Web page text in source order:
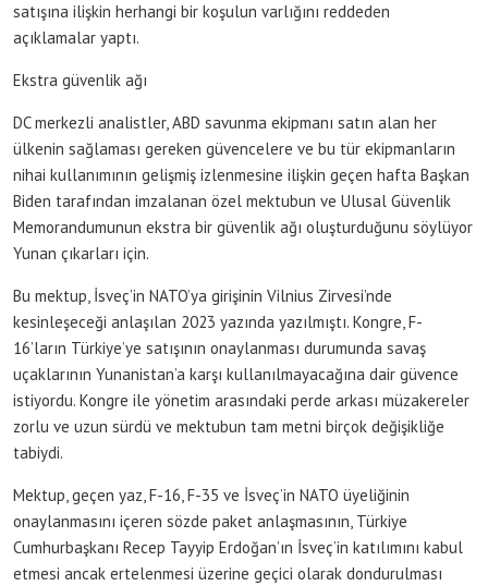
satışına ilişkin herhangi bir koşulun varlığını reddeden
açıklamalar yaptı.
Ekstra güvenlik ağı
DC merkezli analistler, ABD savunma ekipmanı satın alan her
ülkenin sağlaması gereken güvencelere ve bu tür ekipmanların
nihai kullanımının gelişmiş izlenmesine ilişkin geçen hafta Başkan
Biden tarafından imzalanan özel mektubun ve Ulusal Güvenlik
Memorandumunun ekstra bir güvenlik ağı oluşturduğunu söylüyor
Yunan çıkarları için.
Bu mektup, İsveç’in NATO’ya girişinin Vilnius Zirvesi’nde
kesinleşeceği anlaşılan 2023 yazında yazılmıştı. Kongre, F-
16’ların Türkiye’ye satışının onaylanması durumunda savaş
uçaklarının Yunanistan’a karşı kullanılmayacağına dair güvence
istiyordu. Kongre ile yönetim arasındaki perde arkası müzakereler
zorlu ve uzun sürdü ve mektubun tam metni birçok değişikliğe
tabiydi.
Mektup, geçen yaz, F-16, F-35 ve İsveç’in NATO üyeliğinin
onaylanmasını içeren sözde paket anlaşmasının, Türkiye
Cumhurbaşkanı Recep Tayyip Erdoğan’ın İsveç’in katılımını kabul
etmesi ancak ertelenmesi üzerine geçici olarak dondurulması